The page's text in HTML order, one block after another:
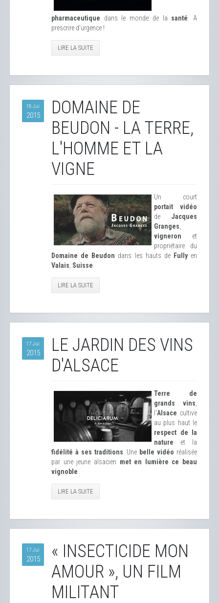
pharmaceutique dans le monde de la santé . A
prescrire d'urgence !
LIRE LA SUITE
18 Jui
2015
DOMAINE DE
BEUDON - LA TERRE,
L'HOMME ET LA
VIGNE
Un court
portait vidéo
de Jacques
Granges
vigneron et
propriétaire du
Domaine de Beudon dans les hauts de Fullyen
Valais Suisse
LIRE LA SUITE
17 Jui
2015
LE JARDIN DES VINS
D'ALSACE
Terre de
grands vins
l'Alsace cultive
au plus haut le
respect de la
nature et la
fidélité à ses traditions . Une belle vidéo réalisée
par une jeune alsacien met en lumière ce beau
vignoble
LIRE LA SUITE
17 Jui
2015
« INSECTICIDE MON
AMOUR », UN FILM
MILITANT